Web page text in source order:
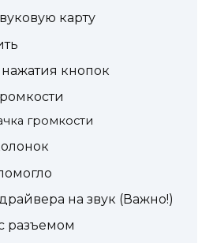
карту
кнопок
громкости
на звук (Важно!)
разъемом